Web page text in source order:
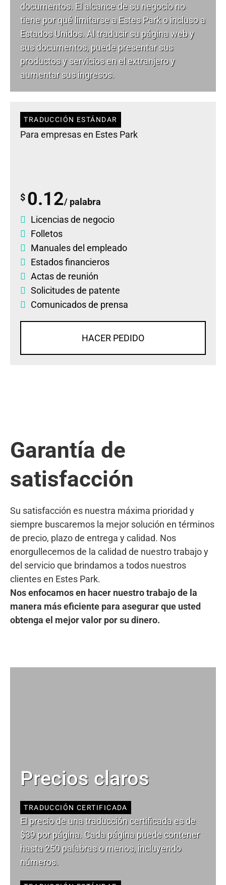
documentos. El alcance de su negocio no
tiene por qué limitarse a Estes Park o incluso a
Estados Unidos. Al traducir su página web y
sus documentos, puede presentar sus
productos y servicios en el extranjero y
aumentar sus ingresos.
TRADUCCIÓN ESTÁNDAR
Para empresas en Estes Park
$ 0.12/ palabra
Licencias de negocio
Folletos
Manuales del empleado
Estados financieros
Actas de reunión
Solicitudes de patente
Comunicados de prensa
HACER PEDIDO
Garantía de
satisfacción
Su satisfacción es nuestra máxima prioridad y
siempre buscaremos la mejor solución en términos
de precio, plazo de entrega y calidad. Nos
enorgullecemos de la calidad de nuestro trabajo y
del servicio que brindamos a todos nuestros
clientes en Estes Park.
Nos enfocamos en hacer nuestro trabajo de la
manera más eficiente para asegurar que usted
obtenga el mejor valor por su dinero.
Precios claros
TRADUCCIÓN CERTIFICADA
El precio de una traducción certificada es de
$39 por página. Cada página puede contener
hasta 250 palabras o menos, incluyendo
números.